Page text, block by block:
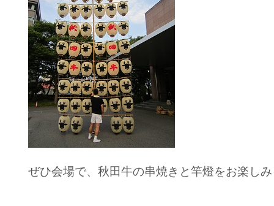
ぜひ会場で、秋田牛の串焼きと竿燈をお楽し